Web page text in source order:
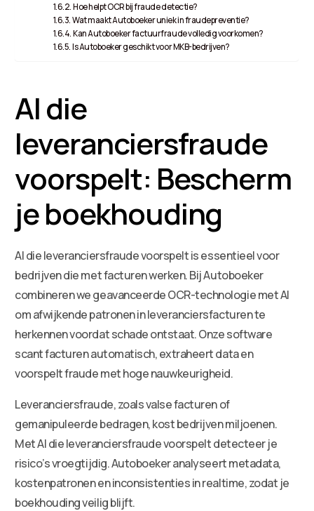
Hoe helpt OCR bij fraude detectie?
Wat maakt Autoboeker uniek in fraudepreventie?
Kan Autoboeker factuurfraude volledig voorkomen?
Is Autoboeker geschikt voor MKB-bedrijven?
AI die
leveranciersfraude
voorspelt: Bescherm
je boekhouding
AI die leveranciersfraude voorspelt is essentieel voor
bedrijven die met facturen werken. Bij Autoboeker
combineren we geavanceerde OCR-technologie met AI
om afwijkende patronen in leveranciersfacturen te
herkennen voordat schade ontstaat. Onze software
scant facturen automatisch, extraheert data en
voorspelt fraude met hoge nauwkeurigheid.
Leveranciersfraude, zoals valse facturen of
gemanipuleerde bedragen, kost bedrijven miljoenen.
Met AI die leveranciersfraude voorspelt detecteer je
risico’s vroegtijdig. Autoboeker analyseert metadata,
kostenpatronen en inconsistenties in realtime, zodat je
boekhouding veilig blijft.